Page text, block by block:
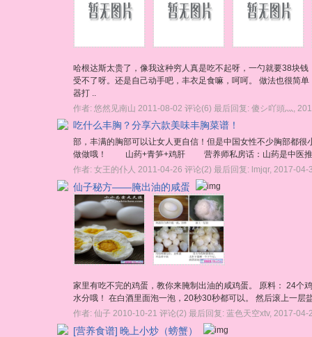
哈根达斯太贵了，像我这种穷人真是吃不起呀，一勺就要38块
受不了呀。还是自己动手吧，丰衣足食嘛，呵呵。 做法也很简
器打 ..
作者: 悠然见南山 2011-08-02 评论(6) 最后回复: 傻シ吖頭灬
吃什么丰胸？分享六款美味丰胸菜谱！
部，丰满的胸部可以让女人更自信！但是中国女性不少胸部都
做做哦！ 山药+青笋+鸡肝 营养师私房话：山药是中医推
作者: 女王的仆人 2011-04-26 评论(2) 最后回复: lmjqr, 2017-04-
仙子秘方——腌出油的咸蛋
家里有吃不完的鸡蛋，教你来腌制出油的咸鸡蛋。 原料： 24个
水分哦！ 在白酒里面泡一泡，20秒30秒都可以。 然后滚上一
作者: 仙子 2010-10-21 评论(2) 最后回复: 蓝色天空xtv, 2017-04-
[营养食谱] 晚上小炒（螃蟹）